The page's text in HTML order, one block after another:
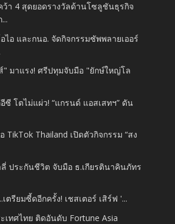
า 4 สุดยอดรางวัลด้านโซลูชันธุรกิจ
ไอ และกนอ. จัดกิจกรรมซัพพลายเออร์
" มาแรง! ศรีปทุมจับมือ "ยักษ์ใหญ่โล
ซี โตไม่แผ่ว! “แกรนด์ แอสเสทฯ” ดัน
TikTok Thailand เปิดตัวกิจกรรม “สง
ลี่ ประกันชีวิต จับมือ ธ.เกียรตินาคินภัทร
ตรียมซี้ดอีกครั้ง! เชสเตอร์ เสิร์ฟ '...
เทศไทย ติดอันดับ Fortune Asia